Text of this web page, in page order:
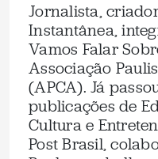
Jornalista,
Instantânea,
Vamos Falar
Associação
(APCA). Já
publicações de
Cultura e
Post Brasil,